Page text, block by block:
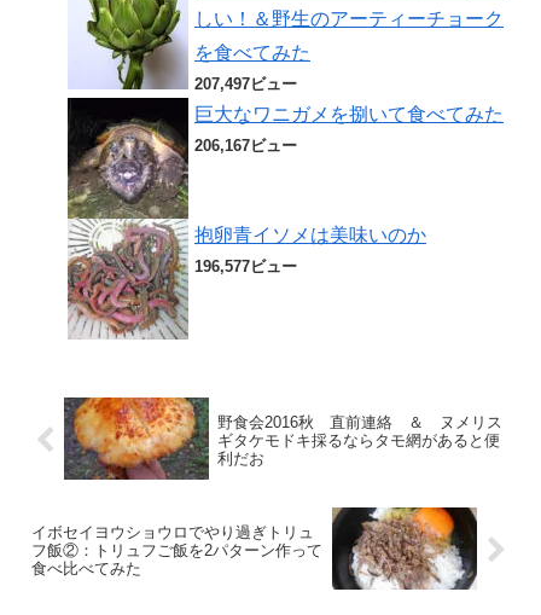
しい！＆野生のアーティーチョーク
を食べてみた
207,497ビュー
巨大なワニガメを捌いて食べてみた
206,167ビュー
抱卵青イソメは美味いのか
196,577ビュー
野食会2016秋 直前連絡 ＆ ヌメリス
ギタケモドキ採るならタモ網があると便
利だお
イボセイヨウショウロでやり過ぎトリュ
フ飯②：トリュフご飯を2パターン作って
食べ比べてみた